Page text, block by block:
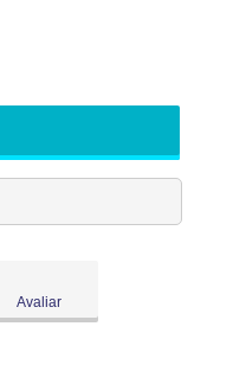
Avaliar